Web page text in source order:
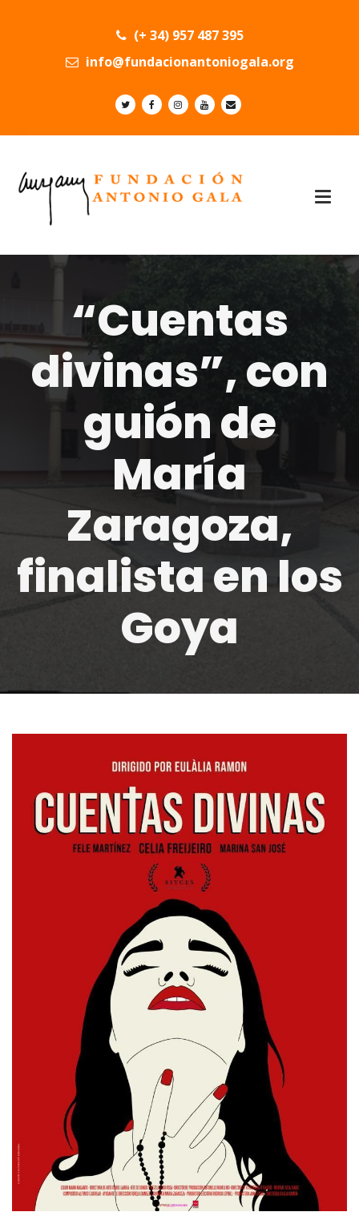
(+ 34) 957 487 395
info@fundacionantoniogala.org
“Cuentas
divinas”, con
guión de
María
Zaragoza,
finalista en los
Goya